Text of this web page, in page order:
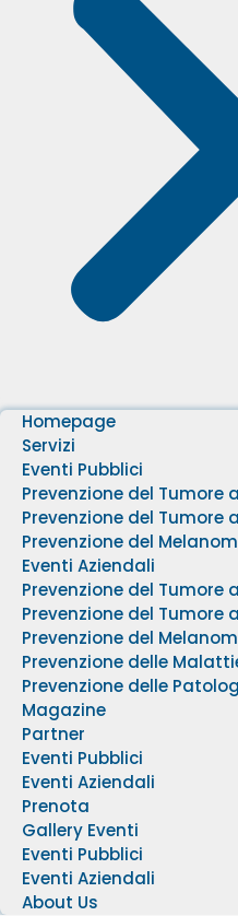
Homepage
Servizi
Eventi Pubblici
Prevenzione del Tumore
Prevenzione del Tumore
Prevenzione del
Eventi Aziendali
Prevenzione del Tumore
Prevenzione del Tumore
Prevenzione del
Prevenzione delle
Prevenzione delle
Magazine
Partner
Eventi Pubblici
Eventi Aziendali
Prenota
Gallery Eventi
Eventi Pubblici
Eventi Aziendali
About Us